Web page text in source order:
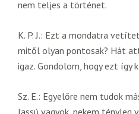
nem teljes a történet.
K. P. J.: Ezt a mondatra
mitől olyan pontosak? Hát
igaz. Gondolom, hogy ezt így
Sz. E.: Egyelőre nem tudok
lassú vagyok, nekem tényleg